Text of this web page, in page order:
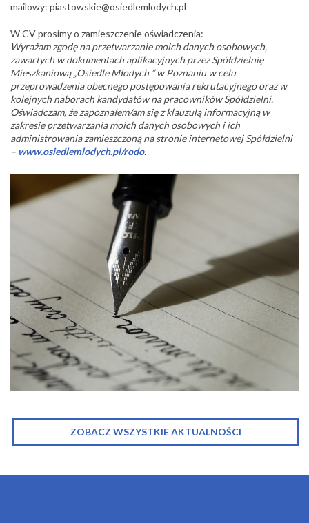
mailowy: piastowskie@osiedlemlodych.pl
W CV prosimy o zamieszczenie oświadczenia:
Wyrażam zgodę na przetwarzanie moich danych osobowych,
zawartych w dokumentach aplikacyjnych przez Spółdzielnię
Mieszkaniową „Osiedle Młodych ” w Poznaniu w celu
przeprowadzenia obecnego postępowania rekrutacyjnego oraz w
kolejnych naborach kandydatów na pracowników Spółdzielni.
Oświadczam, że zapoznałem/am się z klauzulą informacyjną w
zakresie przetwarzania moich danych osobowych i ich
administrowania zamieszczoną na stronie internetowej Spółdzielni
– www.osiedlemlodych.pl/rodo.
ZOBACZ WSZYSTKIE AKTUALNOŚCI